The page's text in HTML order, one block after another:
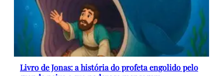
Livro de Jonas: a história do profeta engolido pelo